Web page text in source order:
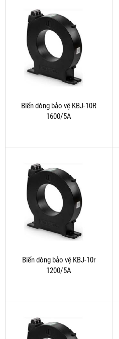
Biến dòng bảo vệ KBJ-10R
1600/5A
Biến dòng bảo vệ KBJ-10r
1200/5A